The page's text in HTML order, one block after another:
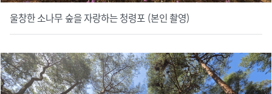
울창한 소나무 숲을 자랑하는 청령포 (본인 촬영)